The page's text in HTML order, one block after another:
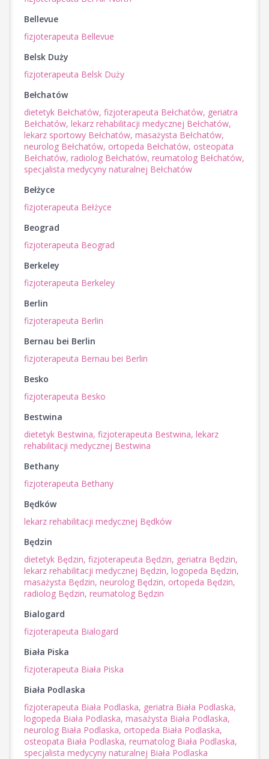
Bellevue
fizjoterapeuta Bellevue
Belsk Duży
fizjoterapeuta Belsk Duży
Bełchatów
dietetyk Bełchatów, fizjoterapeuta Bełchatów, geriatra
Bełchatów, lekarz rehabilitacji medycznej Bełchatów,
lekarz sportowy Bełchatów, masażysta Bełchatów,
neurolog Bełchatów, ortopeda Bełchatów, osteopata
Bełchatów, radiolog Bełchatów, reumatolog Bełchatów,
specjalista medycyny naturalnej Bełchatów
Bełżyce
fizjoterapeuta Bełżyce
Beograd
fizjoterapeuta Beograd
Berkeley
fizjoterapeuta Berkeley
Berlin
fizjoterapeuta Berlin
Bernau bei Berlin
fizjoterapeuta Bernau bei Berlin
Besko
fizjoterapeuta Besko
Bestwina
dietetyk Bestwina, fizjoterapeuta Bestwina, lekarz
rehabilitacji medycznej Bestwina
Bethany
fizjoterapeuta Bethany
Będków
lekarz rehabilitacji medycznej Będków
Będzin
dietetyk Będzin, fizjoterapeuta Będzin, geriatra Będzin,
lekarz rehabilitacji medycznej Będzin, logopeda Będzin,
masażysta Będzin, neurolog Będzin, ortopeda Będzin,
radiolog Będzin, reumatolog Będzin
Bialogard
fizjoterapeuta Bialogard
Biała Piska
fizjoterapeuta Biała Piska
Biała Podlaska
fizjoterapeuta Biała Podlaska, geriatra Biała Podlaska,
logopeda Biała Podlaska, masażysta Biała Podlaska,
neurolog Biała Podlaska, ortopeda Biała Podlaska,
osteopata Biała Podlaska, reumatolog Biała Podlaska,
specjalista medycyny naturalnej Biała Podlaska